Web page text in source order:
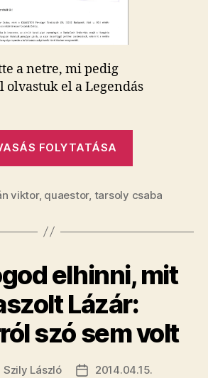
bejegyzéshez
a netre, mi pedig
olvastuk el a Legendás
FOLYTATÁSA
Orbán
–
viktor, quaestor, tarsoly csaba
elhinni, mit
Lázár:
szó sem volt
Szily László
Bejegyzés
2014.04.15.